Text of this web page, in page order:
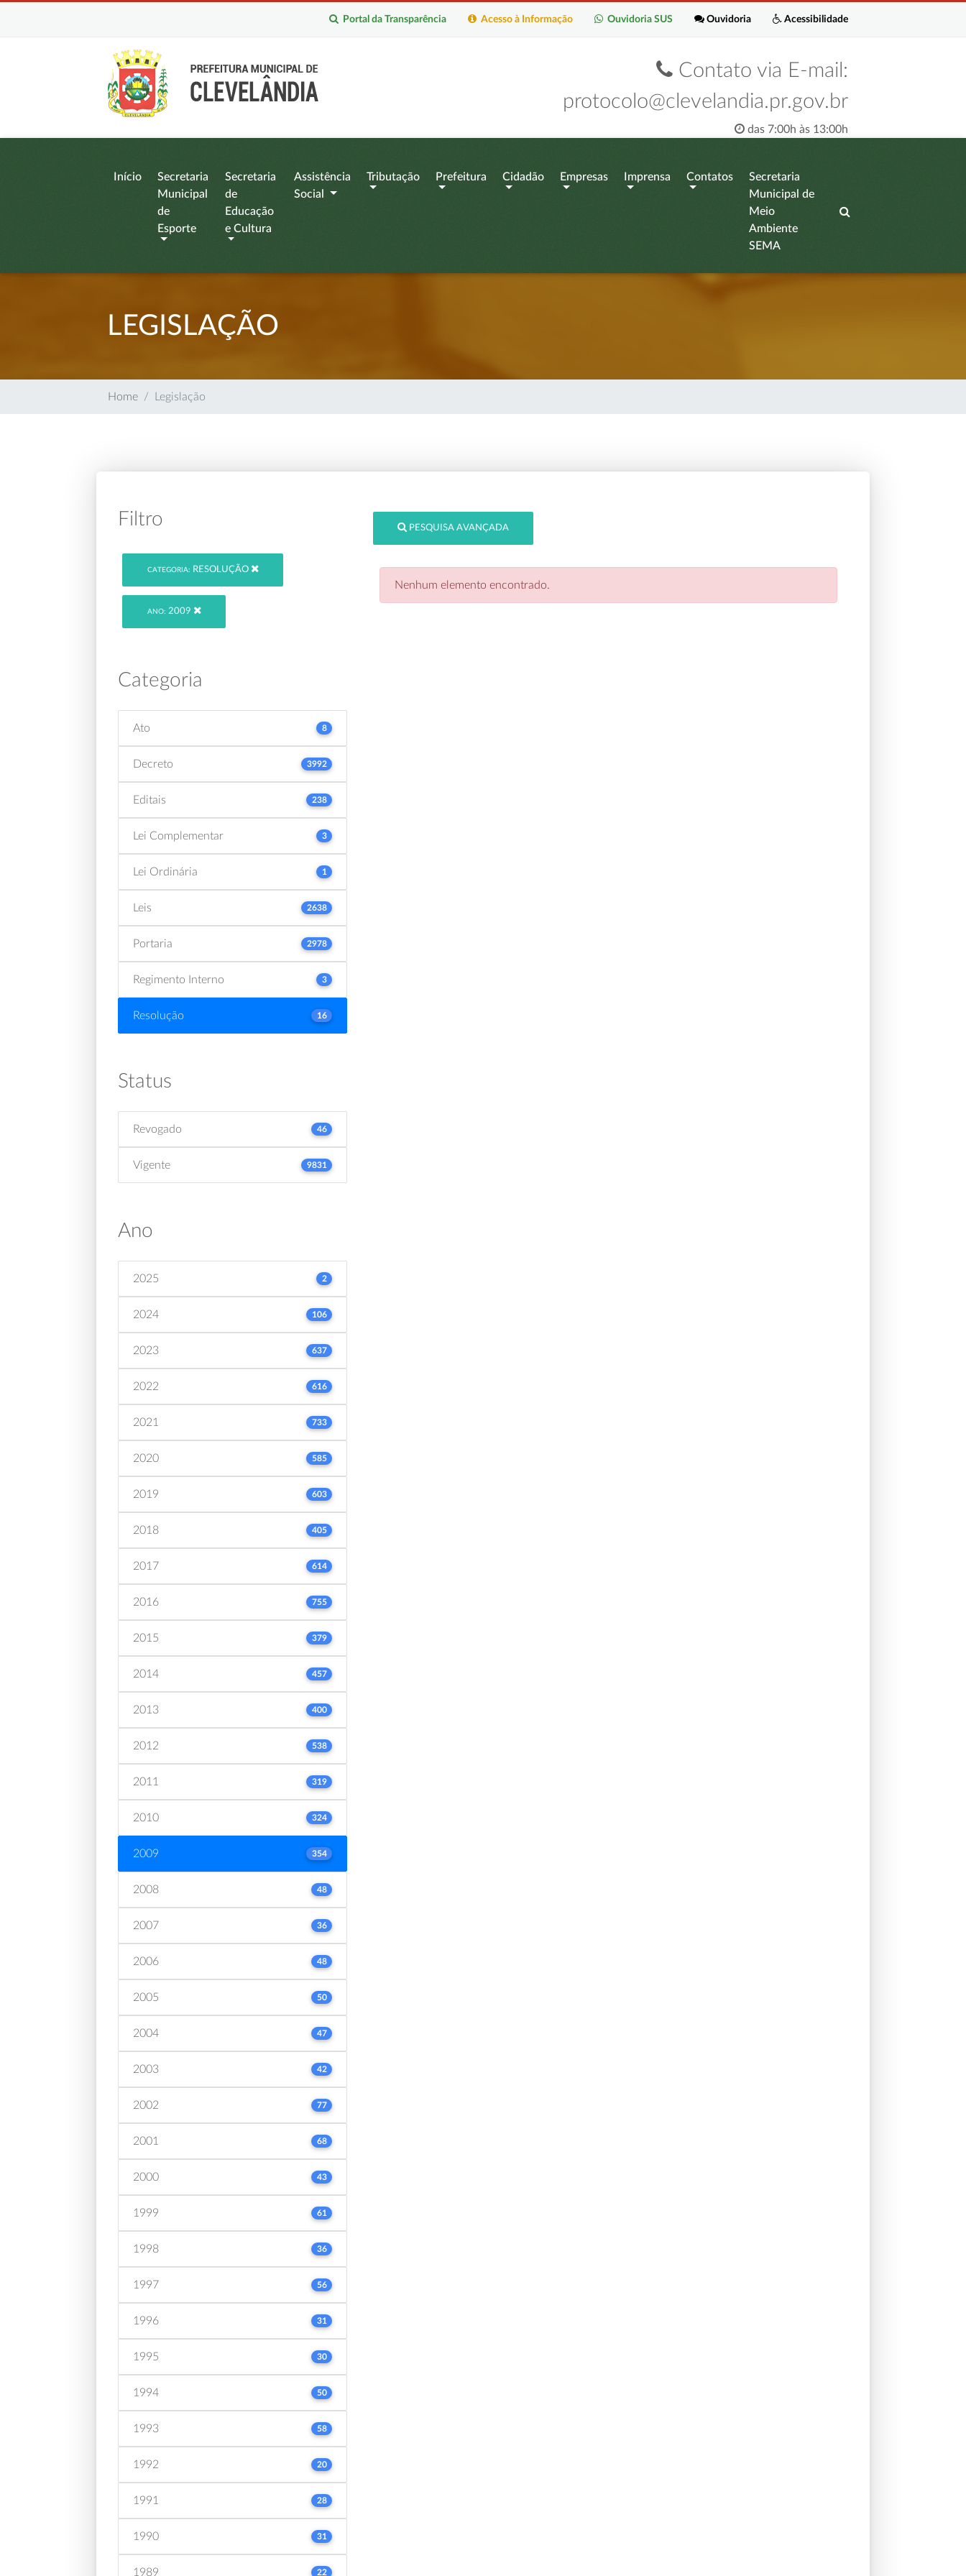
Acessibilidade
Ouvidoria
Ouvidoria SUS
Acesso à Informação
Portal da Transparência
Contato via E-mail:
protocolo@clevelandia.pr.gov.br
das 7:00h às 13:00h
Início
Secretaria
Municipal
de
Esporte
Secretaria
de
Educação
e Cultura
Assistência
Social
Tributação Prefeitura Cidadão Empresas Imprensa Contatos
Secretaria
Municipal de
Meio
Ambiente
SEMA
LEGISLAÇÃO
Home Legislação
Filtro
CATEGORIA: RESOLUÇÃO
ANO: 2009
Categoria
Ato 8
Decreto 3992
Editais 238
Lei Complementar 3
Lei Ordinária 1
Leis 2638
Portaria 2978
Regimento Interno 3
Resolução 16
Status
Revogado 46
Vigente 9831
Ano
2025 2
2024 106
2023 637
2022 616
2021 733
2020 585
2019 603
2018 405
2017 614
2016 755
2015 379
2014 457
2013 400
2012 538
2011 319
2010 324
2009 354
2008 48
2007 36
2006 48
2005 50
2004 47
2003 42
2002 77
2001 68
2000 43
1999 61
1998 36
1997 56
1996 31
1995 30
1994 50
1993 58
1992 20
1991 28
1990 31
1989 22
PESQUISA AVANÇADA
Nenhum elemento encontrado.